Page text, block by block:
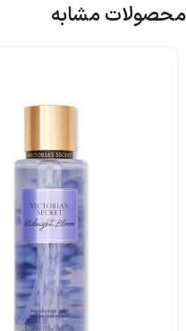
محصولات مشابه